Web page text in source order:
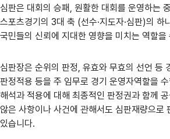
심판은 대회의 승패, 원활한 대회를 운영하는
스포츠경기의 3대 축 (선수·지도자·심판)의 하
국민들의 신뢰에 지대한 영향을 미치는 역할을
심판장은 순위의 판정, 유효와 무효의 선언 등
판정적용 등을 주 임무로 경기 운영자역할을
해석과 적용에 대해 최종적인 판정권과 함께
않은 사항이나 사건에 관해서도 심판재량으로
있습니다.